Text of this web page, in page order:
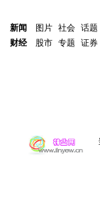
新闻 图片 社会 话题
财经
股市 专题 证券